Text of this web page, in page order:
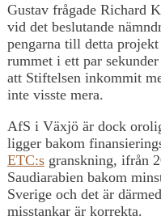
Gustav frågade Richard
vid det beslutande
pengarna till detta
rummet i ett par
att Stiftelsen inkommit
inte visste mera.
AfS i Växjö är dock
ligger bakom
ETC:s granskning, ifrån
Saudiarabien bakom
Sverige och det är
misstankar är korrekta.